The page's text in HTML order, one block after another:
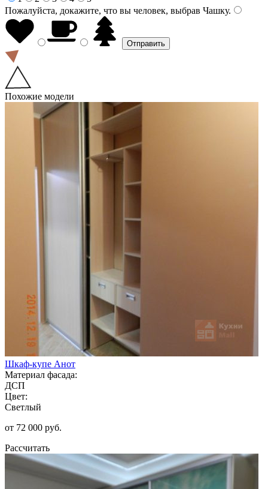
Пожалуйста, докажите, что вы человек, выбрав Чашку.
Похожие модели
Шкаф-купе Анот
Материал фасада:
ДСП
Цвет:
Светлый
от 72 000 руб.
Рассчитать